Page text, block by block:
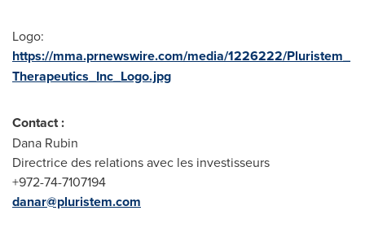
Logo:
https://mma.prnewswire.com/media/1226222/Pluristem_
Therapeutics_Inc_Logo.jpg
Contact :
Dana Rubin
Directrice des relations avec les investisseurs
+972-74-7107194
danar@pluristem.com